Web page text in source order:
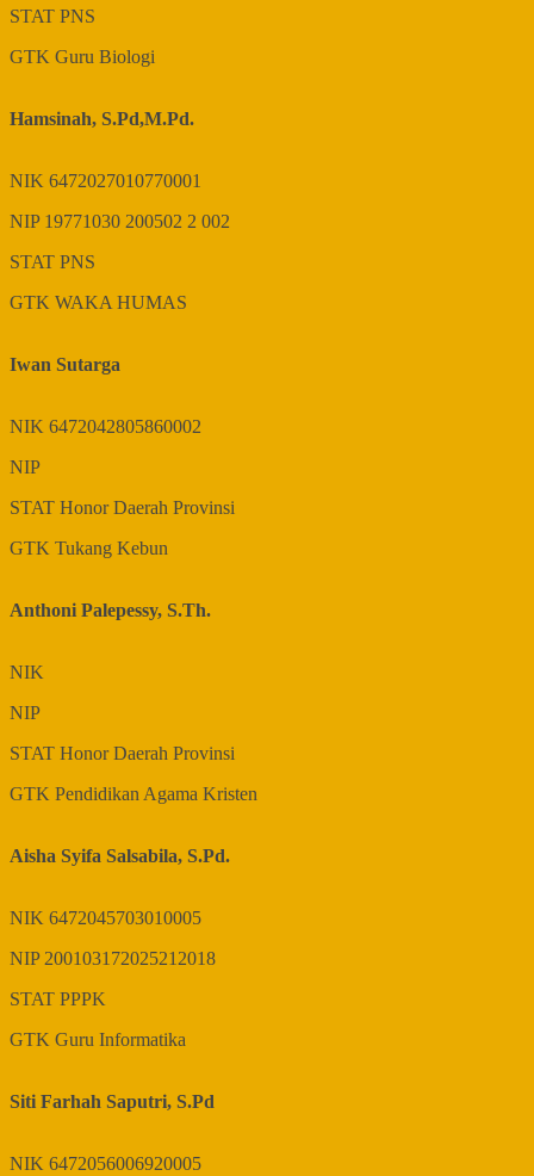
STAT PNS
GTK Guru Biologi
Hamsinah, S.Pd,M.Pd.
NIK 6472027010770001
NIP 19771030 200502 2 002
STAT PNS
GTK WAKA HUMAS
Iwan Sutarga
NIK 6472042805860002
NIP
STAT Honor Daerah Provinsi
GTK Tukang Kebun
Anthoni Palepessy, S.Th.
NIK
NIP
STAT Honor Daerah Provinsi
GTK Pendidikan Agama Kristen
Aisha Syifa Salsabila, S.Pd.
NIK 6472045703010005
NIP200103172025212018
STAT PPPK
GTK Guru Informatika
Siti Farhah Saputri, S.Pd
NIK 6472056006920005